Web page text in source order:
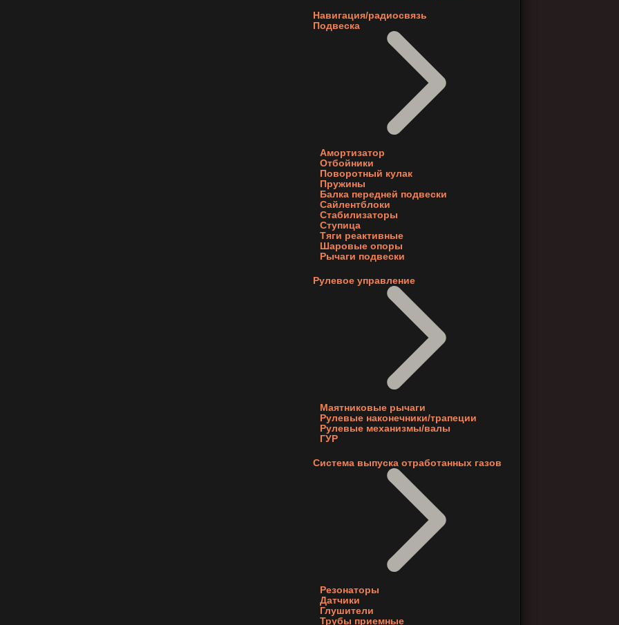
Навигация/радиосвязь
Подвеска
Амортизатор
Отбойники
Поворотный кулак
Пружины
Балка передней подвески
Сайлентблоки
Стабилизаторы
Ступица
Тяги реактивные
Шаровые опоры
Рычаги подвески
Рулевое управление
Маятниковые рычаги
Рулевые наконечники/трапеции
Рулевые механизмы/валы
ГУР
Система выпуска отработанных газов
Резонаторы
Датчики
Глушители
Трубы приемные